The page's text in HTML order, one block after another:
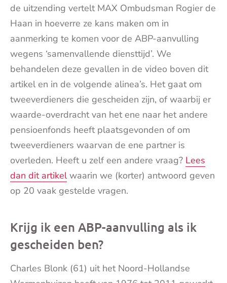
de uitzending vertelt MAX Ombudsman Rogier de
Haan in hoeverre ze kans maken om in
aanmerking te komen voor de ABP-aanvulling
wegens ‘samenvallende diensttijd’. We
behandelen deze gevallen in de video boven dit
artikel en in de volgende alinea’s. Het gaat om
tweeverdieners die gescheiden zijn, of waarbij er
waarde-overdracht van het ene naar het andere
pensioenfonds heeft plaatsgevonden of om
tweeverdieners waarvan de ene partner is
overleden. Heeft u zelf een andere vraag? Lees
dan dit artikelwaarin we (korter) antwoord geven
op 20 vaak gestelde vragen.
Krijg ik een ABP-aanvulling als ik
gescheiden ben?
Charles Blonk (61) uit het Noord-Hollandse